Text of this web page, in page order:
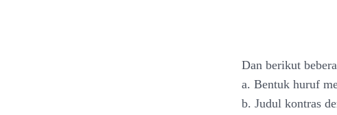
Dan berikut
a. Bentuk huruf
b. Judul kontras